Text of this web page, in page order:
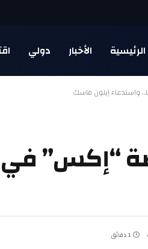
الرئيسية الأخبار دولي
إيلون ماسك
“إكس” في
1 دقائق